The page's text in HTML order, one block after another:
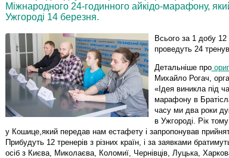
Міжнародного 24-годинного айкідо-марафону,
Ужгороді 14 березня.
Всього за 1 добу 12
проведуть 24
Детальніше про
Михайло Рогач,
«Ідея виникла під
марафону в
часу ми два роки
в Ужгороді. Рік
у Кошице,який передав нам естафету і запропонував
Прибудуть 12 тренерів з різних країн, і за заявками
осіб з Києва, Миколаєва, Коломиї, Чернівців, Луцька,